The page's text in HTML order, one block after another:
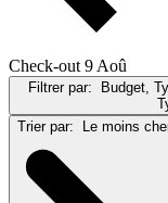
Check-out 9 Aoû
Filtrer par: Budget,
Trier par: Le moins